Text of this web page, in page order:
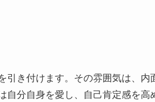
き付けます。その雰囲気は、内
分自身を愛し、自己肯定感を高